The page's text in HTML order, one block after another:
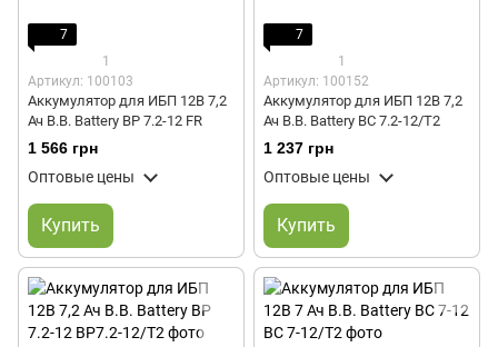
7
1
Артикул: 100103
Аккумулятор для ИБП 12В 7,2
Ач B.B. Battery BP 7.2-12 FR
1 566 грн
Оптовые цены
Купить
7
1
Артикул: 100152
Аккумулятор для ИБП 12В 7,2
Ач B.B. Battery BC 7.2-12/T2
1 237 грн
Оптовые цены
Купить